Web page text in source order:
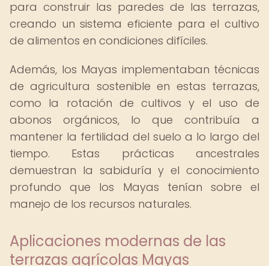
para construir las paredes de las terrazas,
creando un sistema eficiente para el cultivo
de alimentos en condiciones difíciles.
Además, los Mayas implementaban técnicas
de agricultura sostenible en estas terrazas,
como la rotación de cultivos y el uso de
abonos orgánicos, lo que contribuía a
mantener la fertilidad del suelo a lo largo del
tiempo. Estas prácticas ancestrales
demuestran la sabiduría y el conocimiento
profundo que los Mayas tenían sobre el
manejo de los recursos naturales.
Aplicaciones modernas de las
terrazas agrícolas Mayas